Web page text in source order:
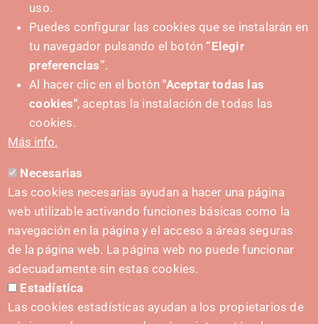
IMPULSA
CONTACTO
hola@irisnavarra.com
(+34) 628 23 12 32
C. del Sadar, 31006 Pamplona
Formulario de contacto
Kit de prensa
uso.
Puedes configurar las cookies que se instalarán en
tu navegador pulsando el botón “Elegir
preferencias”.
Al hacer clic en el botón"Aceptar todas las
cookies", aceptas la instalación de todas las
cookies.
Más info.
Necesarias
Las cookies necesarias ayudan a hacer una página
web utilizable activando funciones básicas como la
navegación en la página y el acceso a áreas seguras
de la página web. La página web no puede funcionar
adecuadamente sin estas cookies.
Estadística
Las cookies estadísticas ayudan a los propietarios de